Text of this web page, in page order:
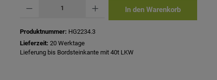
In den Warenkorb
Produktnummer: HG2234.3
Lieferzeit: 20 Werktage
Lieferung bis Bordsteinkante mit 40t LKW